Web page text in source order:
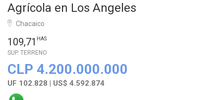
Agrícola en Los Angeles
Chacaico
109,71 HAS
SUP. TERRENO
CLP 4.200.000.000
UF 102.828 | US$ 4.592.874